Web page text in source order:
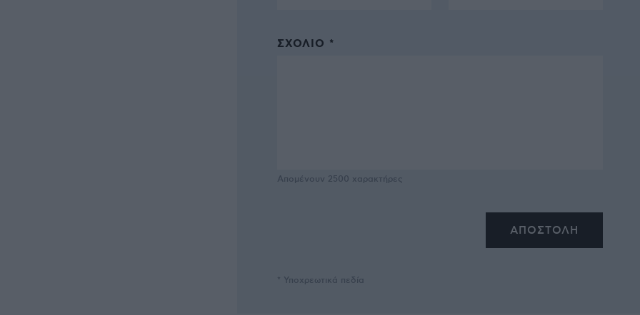
ΣΧΌΛΙΟ *
Απομένουν 2500 χαρακτήρες
* Υποχρεωτικά πεδία